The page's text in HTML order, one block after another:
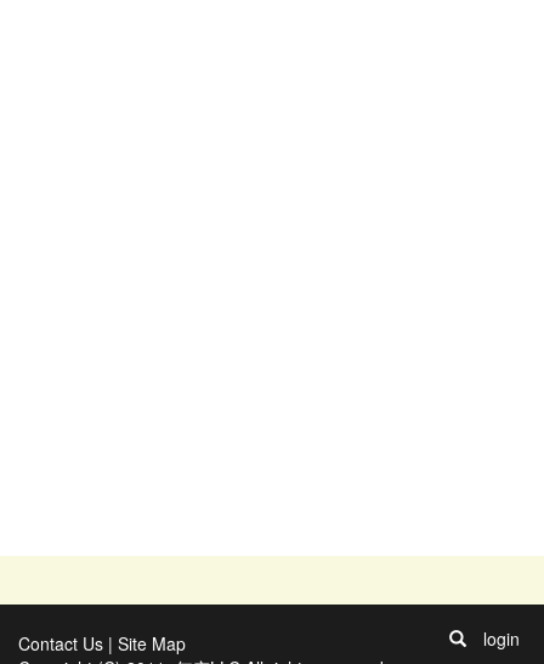
Contact Us | Site Map
login